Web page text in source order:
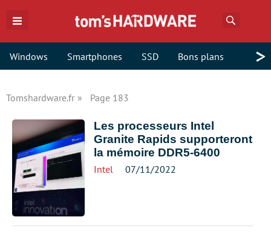
Windows Smartphones SSD Bons plans >
Tomshardware.fr Page 183
Les processeurs Intel
Granite Rapids supporteront
la mémoire DDR5-6400
Intel 07/11/2022